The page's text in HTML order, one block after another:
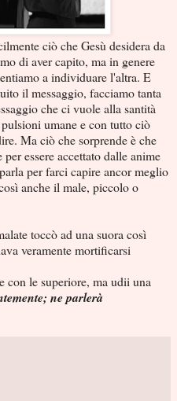
ciò che Gesù desidera da
di aver capito, ma in genere
a individuare l'altra. E
il messaggio, facciamo tanta
che ci vuole alla santità
umane e con tutto ciò
Ma ciò che sorprende è che
essere accettato dalle anime
per farci capire ancor meglio
anche il male, piccolo o
toccò ad una suora così
veramente mortificarsi
con le superiore, ma udii una
ne parlerà